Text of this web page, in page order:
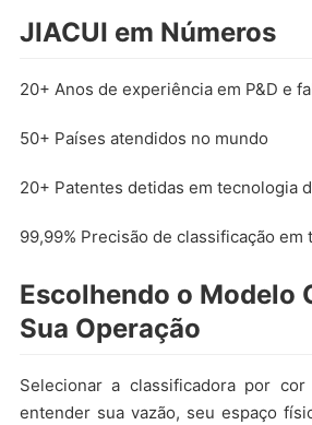
JIACUI em Números
20+ Anos de experiência em P&D e
50+ Países atendidos no mundo
20+ Patentes detidas em tecnologia
99,99% Precisão de classificação em
Escolhendo o Modelo
Sua Operação
Selecionar a classificadora por
entender sua vazão, seu espaço